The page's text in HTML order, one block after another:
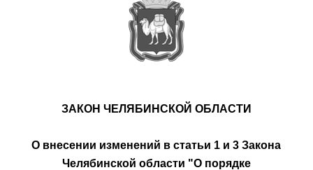
ЗАКОН ЧЕЛЯБИНСКОЙ ОБЛАСТИ
О внесении изменений в статьи 1 и 3 Закона
Челябинской области "О порядке